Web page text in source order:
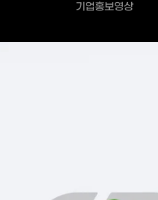
기업홍보영상